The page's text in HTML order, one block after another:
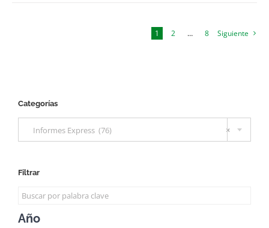
1 2 … 8 Siguiente
Categorías
×
Informes Express (76)
Filtrar
Año